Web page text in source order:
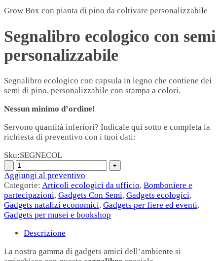
Grow Box con pianta di pino da coltivare personalizzabile
Segnalibro ecologico con semi
personalizzabile
Segnalibro ecologico con capsula in legno che contiene dei
semi di pino, personalizzabile con stampa a colori.
Nessun minimo d’ordine!
Servono quantità inferiori? Indicale qui sotto e completa la
richiesta di preventivo con i tuoi dati:
Sku:SEGNECOL
Aggiungi al preventivo
Categorie: Articoli ecologici da ufficio, Bomboniere e
partecipazioni, Gadgets Con Semi, Gadgets ecologici,
Gadgets natalizi economici, Gadgets per fiere ed eventi,
Gadgets per musei e bookshop
Descrizione
La nostra gamma di gadgets amici dell’ambiente si